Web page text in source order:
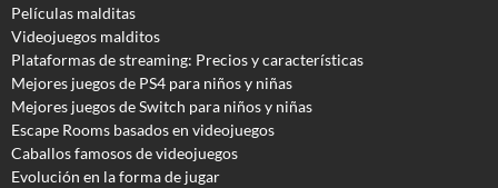
Películas malditas
Videojuegos malditos
Plataformas de streaming: Precios y características
Mejores juegos de PS4 para niños y niñas
Mejores juegos de Switch para niños y niñas
Escape Rooms basados en videojuegos
Caballos famosos de videojuegos
Evolución en la forma de jugar